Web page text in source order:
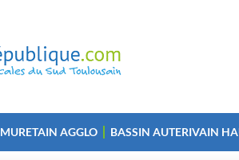
MURETAIN AGGLO BASSIN AUTERIVAIN